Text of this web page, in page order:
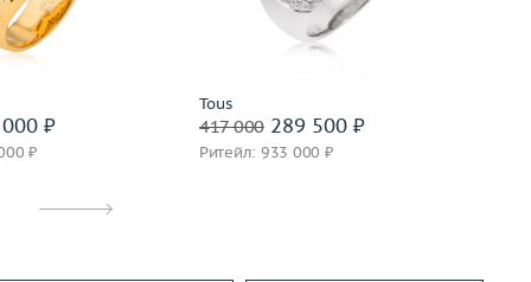
₽
₽
Tous
417 000289 500 ₽
Ритейл: 933 000 ₽
Подробнее